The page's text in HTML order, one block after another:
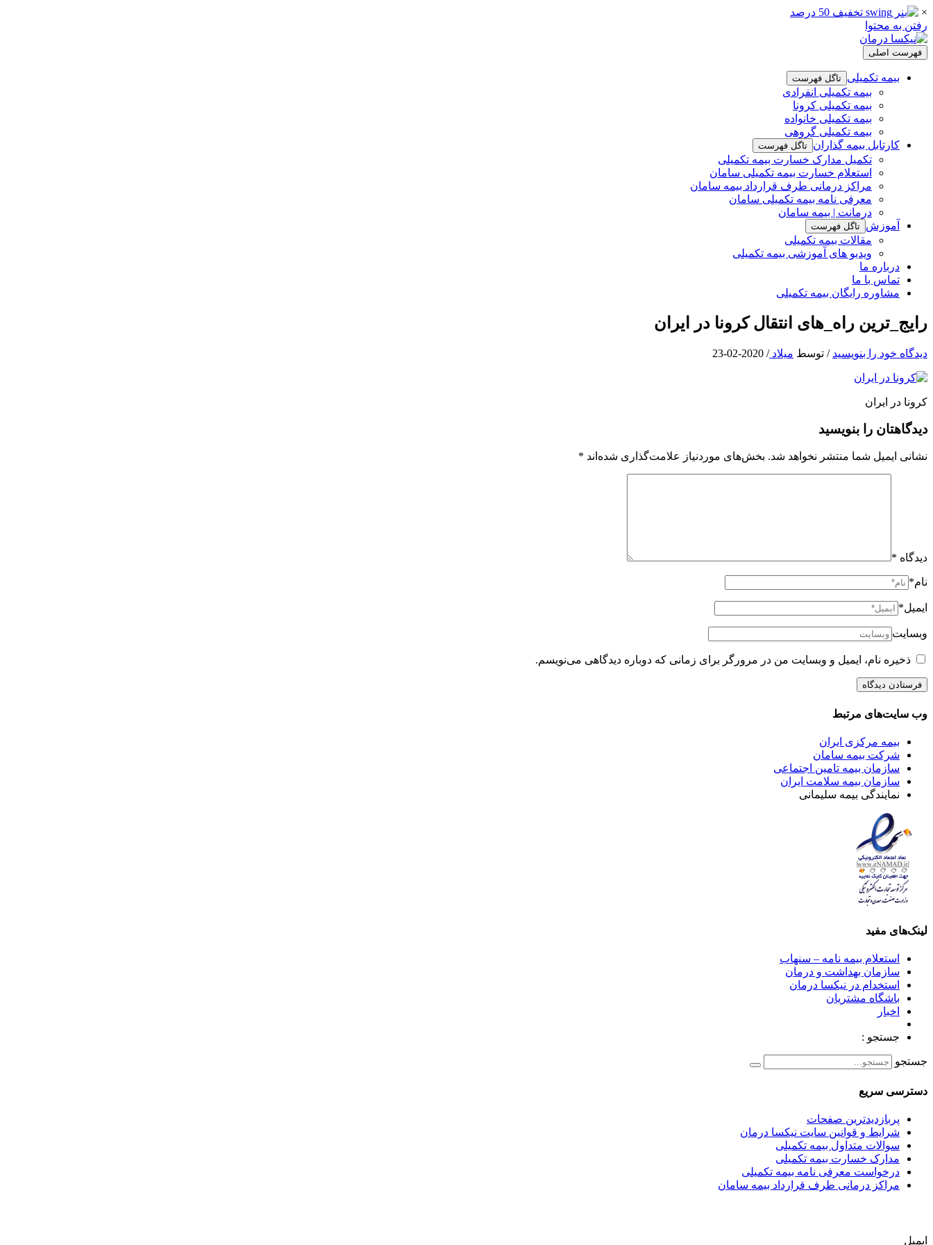
×
رفتن به محتوا
فهرست اصلی
بیمه تکمیلی تاگل فهرست
بیمه تکمیلی انفرادی
بیمه تکمیلی کرونا
بیمه تکمیلی خانواده
بیمه تکمیلی گروهی
کارتابل بیمه گذاران تاگل فهرست
تکمیل مدارک خسارت بیمه تکمیلی
استعلام خسارت بیمه تکمیلی سامان
مراکز درمانی طرف قرارداد بیمه سامان
معرفی نامه بیمه تکمیلی سامان
درمانت | بیمه سامان
آموزش تاگل فهرست
مقالات بیمه تکمیلی
ویدیو های آموزشی بیمه تکمیلی
درباره ما
تماس با ما
مشاوره رایگان بیمه تکمیلی
رایج_ترین راه_های انتقال کرونا در ایران
دیدگاه‌ خود را بنویسید / توسط میلاد/
2020-02-23
کرونا در ایران
دیدگاهتان را بنویسید
نشانی ایمیل شما منتشر نخواهد شد. بخش‌های موردنیاز علامت‌گذاری شده‌اند *
دیدگاه *
نام*
ایمیل*
وبسایت
ذخیره نام، ایمیل و وبسایت من در مرورگر برای زمانی که دوباره دیدگاهی می‌نویسم.
وب سایت‌های مرتبط
بیمه مرکزی ایران
شرکت بیمه سامان
سازمان بیمه تامین اجتماعی
سازمان بیمه سلامت ایران
نمایندگی بیمه سلیمانی
لینک‌های مفید
استعلام بیمه نامه – سنهاب
سازمان بهداشت و درمان
استخدام در نیکسا درمان
باشگاه مشتریان
اخبار
جستجو :
جستجو
دسترسی سریع
پربازدیدترین صفحات
شرایط و قوانین سایت نیکسا درمان
سوالات متداول بیمه تکمیلی
مدارک خسارت بیمه تکمیلی
درخواست معرفی نامه بیمه تکمیلی
مراکز درمانی طرف قرارداد بیمه سامان
ایمیل